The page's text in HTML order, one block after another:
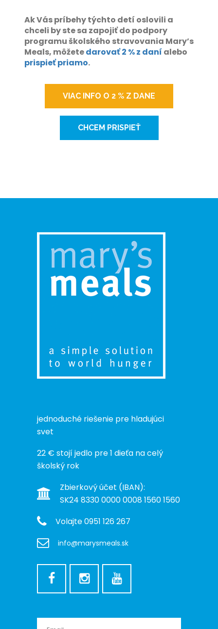
Ak Vás príbehy týchto detí oslovili a
chceli by ste sa zapojiť do podpory
programu školského stravovania Mary’s
Meals, môžetedarovať 2 % z daní alebo
prispieť priamo.
VIAC INFO O 2 % Z DANE
CHCEM PRISPIEŤ
jednoduché riešenie pre hladujúci
svet
22 € stojí jedlo pre 1 dieťa na celý
školský rok
Zbierkový účet (IBAN):
SK24 8330 0000 0008 1560 1560
Volajte 0951 126 267
info@marysmeals.sk